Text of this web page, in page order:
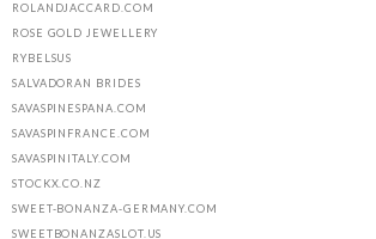
ROLANDJACCARD.COM
ROSE GOLD JEWELLERY
RYBELSUS
SALVADORAN BRIDES
SAVASPINESPANA.COM
SAVASPINFRANCE.COM
SAVASPINITALY.COM
STOCKX.CO.NZ
SWEET-BONANZA-GERMANY.COM
SWEETBONANZASLOT.US